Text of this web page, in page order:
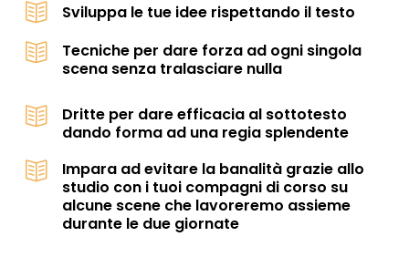
Sviluppa le tue idee rispettando il testo
Tecniche per dare forza ad ogni singola
scena senza tralasciare nulla
Dritte per dare efficacia al sottotesto
dando forma ad una regia splendente
Impara ad evitare la banalità grazie allo
studio con i tuoi compagni di corso su
alcune scene che lavoreremo assieme
durante le due giornate